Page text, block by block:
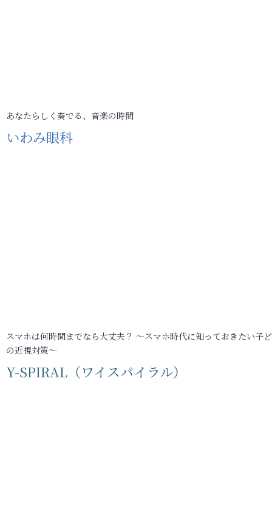
あなたらしく奏でる、音楽の時間
いわみ眼科
スマホは何時間までなら大丈夫？ ～スマホ時代に知っておきたい子
の近視対策～
Y-SPIRAL（ワイスパイラル）